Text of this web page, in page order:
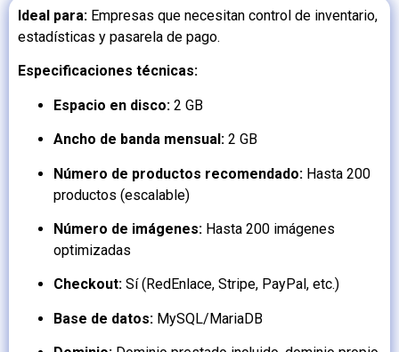
Ideal para: Empresas que necesitan control de inventario,
estadísticas y pasarela de pago.
Especificaciones técnicas:
Espacio en disco: 2 GB
Ancho de banda mensual: 2 GB
Número de productos recomendado: Hasta 200
productos (escalable)
Número de imágenes: Hasta 200 imágenes
optimizadas
Checkout: Sí (RedEnlace, Stripe, PayPal, etc.)
Base de datos: MySQL/MariaDB